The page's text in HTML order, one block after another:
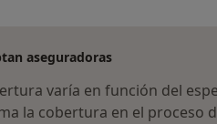
aseguradoras
varía en función del
la cobertura en el proceso